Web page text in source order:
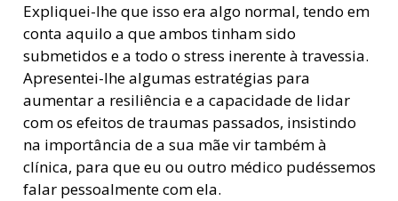
Expliquei-lhe que isso era algo normal, tendo em
conta aquilo a que ambos tinham sido
submetidos e a todo o stress inerente à travessia.
Apresentei-lhe algumas estratégias para
aumentar a resiliência e a capacidade de lidar
com os efeitos de traumas passados, insistindo
na importância de a sua mãe vir também à
clínica, para que eu ou outro médico pudéssemos
falar pessoalmente com ela.